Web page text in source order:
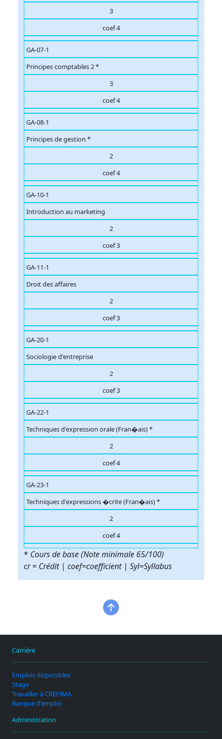
3
coef 4
GA-07-1
Principes comptables 2 *
3
coef 4
GA-08-1
Principes de gestion *
2
coef 4
GA-10-1
Introduction au marketing
2
coef 3
GA-11-1
Droit des affaires
2
coef 3
GA-20-1
Sociologie d'entreprise
2
coef 3
GA-22-1
Techniques d'expression orale (Fran�ais) *
2
coef 4
GA-23-1
Techniques d'expressions �crite (Fran�ais) *
2
coef 4
* Cours de base (Note minimale 65/100)
cr = Crédit | coef=coefficient | Syl=Syllabus
Carrière
Emplois disponibles
Stage
Travailler à CREFIMA
Banque d'emploi
Administration